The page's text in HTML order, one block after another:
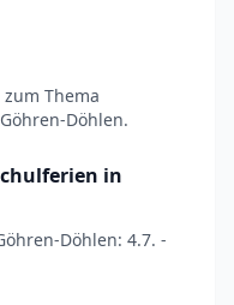
Thema
Döhlen.
in
Döhlen: 4.7. -